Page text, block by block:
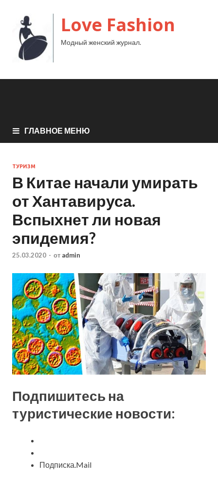
Love Fashion
Модный женский журнал.
ГЛАВНОЕ МЕНЮ
ТУРИЗМ
В Китае начали умирать
от Хантавируса.
Вспыхнет ли новая
эпидемия?
25.03.2020 - от admin
Подпишитесь на
туристические новости:
Подписка.Mail